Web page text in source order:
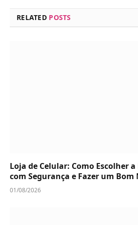
RELATED POSTS
Loja de Celular: Como Escolher
com Segurança e Fazer um Bom
01/08/2026